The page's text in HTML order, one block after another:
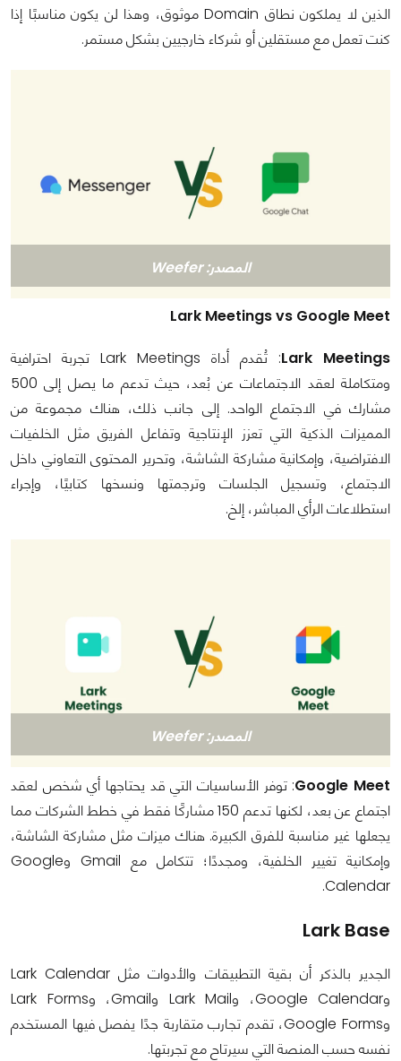
الذين لا يملكون نطاق Domain موثوق، وهذا لن يكون مناسبًا إذا
كنت تعمل مع مستقلين أو شركاء خارجيين بشكل مستمر.
المصدر: Weefer
Lark Meetings vs Google Meet
Lark Meetings
: تُقدم أداة Lark Meetings تجربة احترافية
ومتكاملة لعقد الاجتماعات عن بُعد، حيث تدعم ما يصل إلى 500
مشارك في الاجتماع الواحد. إلى جانب ذلك، هناك مجموعة من
المميزات الذكية التي تعزز الإنتاجية وتفاعل الفريق مثل الخلفيات
الافتراضية، وإمكانية مشاركة الشاشة، وتحرير المحتوى التعاوني داخل
الاجتماع، وتسجيل الجلسات وترجمتها ونسخها كتابيًا، وإجراء
استطلاعات الرأي المباشر، إلخ.
المصدر: Weefer
Google Meet: توفر الأساسيات التي قد يحتاجها أي شخص لعقد
اجتماع عن بعد، لكنها تدعم 150 مشاركًا فقط في خطط الشركات مما
يجعلها غير مناسبة للفرق الكبيرة. هناك ميزات مثل مشاركة الشاشة،
وإمكانية تغيير الخلفية، ومجددًا؛ تتكامل مع Gmail وGoogle
Calendar.
Lark Base
الجدير بالذكر أن بقية التطبيقات والأدوات مثل Lark Calendar
وGoogle Calendar، وLark Mail وGmail، وLark Forms
وGoogle Forms، تقدم تجارب متقاربة جدًا يفصل فيها المستخدم
نفسه حسب المنصة التي سيرتاح مع تجربتها.